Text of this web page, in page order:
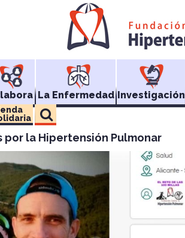
La Enfermedad Investigación
por la Hipertensión Pulmonar